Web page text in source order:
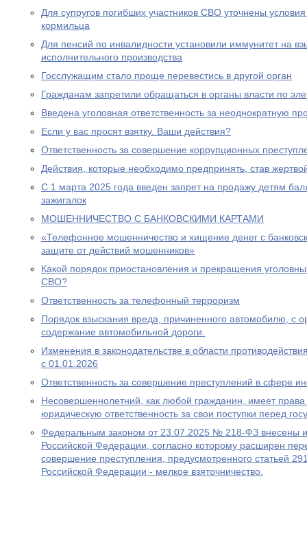
Для супругов погибших участников СВО уточнены
кормильца
Для пенсий по инвалидности установили иммунитет на
исполнительного производства
Госслужащим стало проще перевестись в другой орган
Гражданам запретили обращаться в органы власти по
Введена уголовная ответственность за неоднократную
Если у вас просят взятку. Ваши действия?
Ответственность за совершение коррупционных
Действия, которые необходимо предпринять, став
С 1 марта 2025 года введен запрет на продажу детям
зажигалок
МОШЕННИЧЕСТВО С БАНКОВСКИМИ КАРТАМИ
«Телефонное мошенничество и хищение денег с
защите от действий мошенников»
Какой порядок приостановления и прекращения
СВО?
Ответственность за телефонный терроризм
Порядок взыскания вреда, причиненного автомобилю, с
содержание автомобильной дороги.
Изменения в законодательстве в области
с 01.01.2026
Ответственность за совершение преступлений в сфере
Несовершеннолетний, как любой гражданин, имеет права
юридическую ответственность за свои поступки перед
Федеральным законом от 23.07.2025 № 218-ФЗ внесены
Российской Федерации, согласно которому расширен
совершение преступления, предусмотренного статьей
Российской Федерации - мелкое взяточничество.